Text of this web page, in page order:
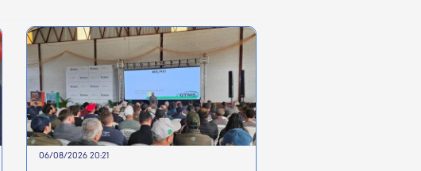
06/08/2026 20:21